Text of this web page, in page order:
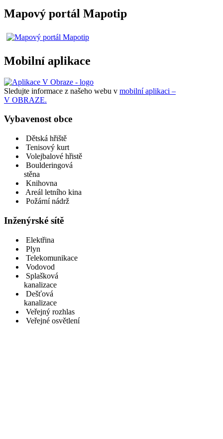
Mapový portál Mapotip
Mobilní aplikace
Sledujte informace z našeho webu v mobilní aplikaci –
V OBRAZE.
Vybavenost obce
Dětská hřiště
Tenisový kurt
Volejbalové hřistě
Boulderingová
stěna
Knihovna
Areál letního kina
Požární nádrž
Inženýrské sítě
Elektřina
Plyn
Telekomunikace
Vodovod
Splašková
kanalizace
Dešťová
kanalizace
Veřejný rozhlas
Veřejné osvětlení